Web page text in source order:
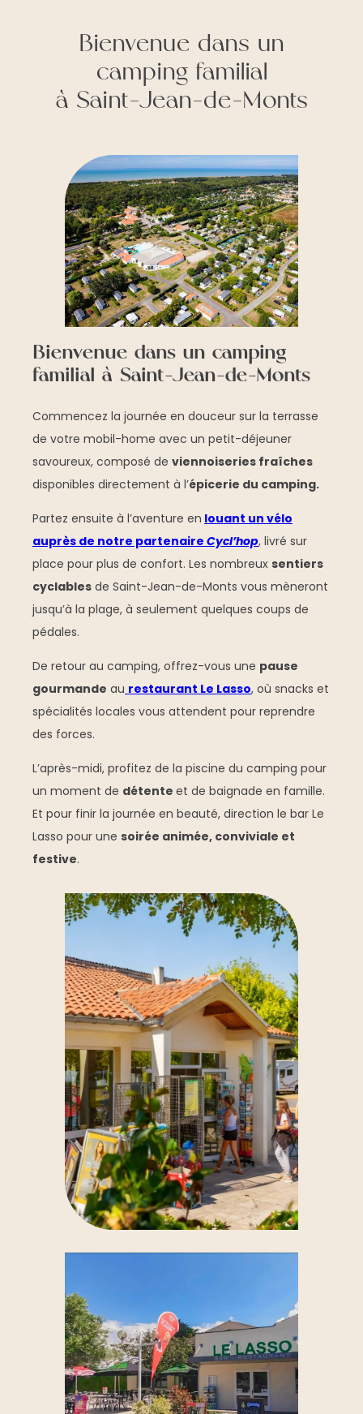
Bienvenue dans un
camping familial
à Saint-Jean-de-Monts
Bienvenue dans un camping
familial à Saint-Jean-de-Monts
Commencez la journée en douceur sur la terrasse
de votre mobil-home avec un petit-déjeuner
savoureux, composé de viennoiseries fraîches
disponibles directement à l’épicerie du camping.
Partez ensuite à l’aventure en louant un vélo
auprès de notre partenaire Cycl’hop, livré sur
place pour plus de confort. Les nombreux sentiers
cyclables de Saint-Jean-de-Monts vous mèneront
jusqu’à la plage, à seulement quelques coups de
pédales.
De retour au camping, offrez-vous une pause
gourmande au restaurant Le Lasso, où snacks et
spécialités locales vous attendent pour reprendre
des forces.
L’après-midi, profitez de la piscine du camping pour
un moment de détente et de baignade en famille.
Et pour finir la journée en beauté, direction le bar Le
Lasso pour une soirée animée, conviviale et
festive.